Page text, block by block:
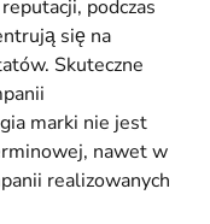
podczas
się na
Skuteczne
marki nie jest
nawet w
realizowanych